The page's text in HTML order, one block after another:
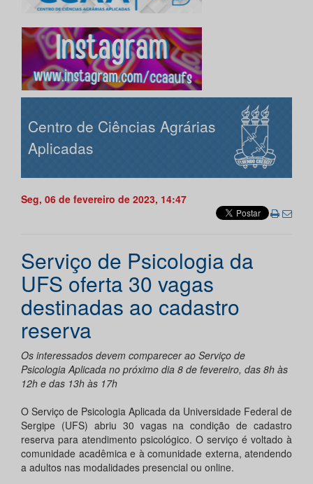
Centro de Ciências Agrárias
Aplicadas
Seg, 06 de fevereiro de 2023, 14:47
Serviço de Psicologia da
UFS oferta 30 vagas
destinadas ao cadastro
reserva
Os interessados devem comparecer ao Serviço de
Psicologia Aplicada no próximo dia 8 de fevereiro, das 8h às
12h e das 13h às 17h
O Serviço de Psicologia Aplicada da Universidade Federal de
Sergipe (UFS) abriu 30 vagas na condição de cadastro
reserva para atendimento psicológico. O serviço é voltado à
comunidade acadêmica e à comunidade externa, atendendo
a adultos nas modalidades presencial ou online.